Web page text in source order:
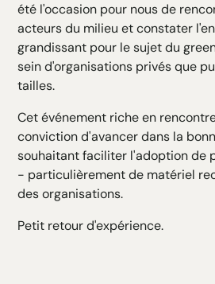
été l'occasion pour nous de
acteurs du milieu et constater
grandissant pour le sujet du
sein d'organisations privés que
tailles.
Cet événement riche en
conviction d'avancer dans la
souhaitant faciliter l'adoption de
- particulièrement de matériel
des organisations.
Petit retour d'expérience.